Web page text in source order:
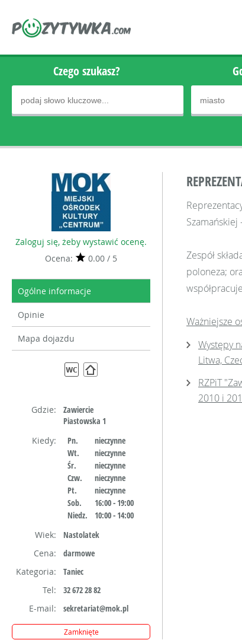
Czego szukasz?
Zaloguj się, żeby wystawić ocenę.
Ocena:
0.00 / 5
Ogólne informacje
Opinie
Mapa dojazdu
Gdzie:
Zawiercie
Piastowska 1
Kiedy:
Pn.
nieczynne
Wt.
nieczynne
Śr.
nieczynne
Czw.
nieczynne
Pt.
nieczynne
Sob.
16:00 - 19:00
Niedz.
10:00 - 14:00
Wiek:
Nastolatek
Cena:
darmowe
Kategoria:
Taniec
Tel:
32 672 28 82
E-mail:
sekretariat@mok.pl
Zamknięte
Szamańskiej
Zespół
poloneza;
Ważniejsze
Występy
Litwa,
RZPiT
2010 i